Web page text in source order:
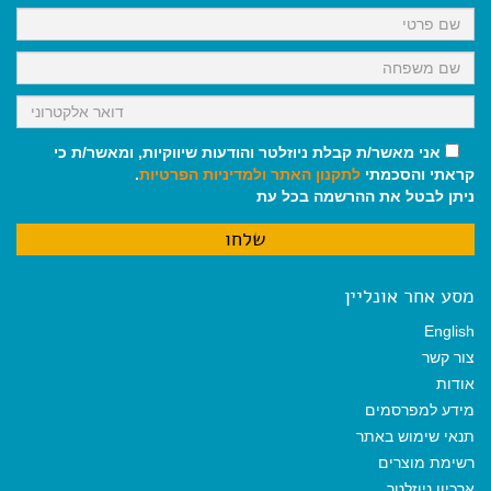
k
p
m
אני מאשר/ת קבלת ניוזלטר והודעות שיווקיות, ומאשר/ת כי
קראתי והסכמתי לתקנון האתר ולמדיניות הפרטיות.
ניתן לבטל את ההרשמה בכל עת
מסע אחר אונליין
English
צור קשר
אודות
מידע למפרסמים
תנאי שימוש באתר
רשימת מוצרים